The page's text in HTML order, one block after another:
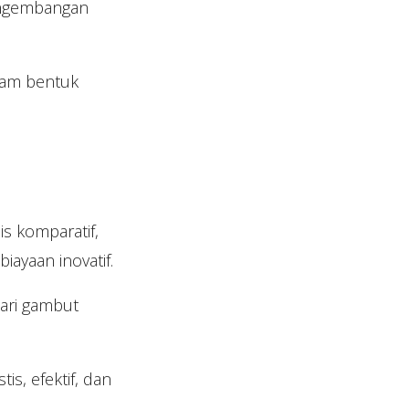
bentuk
komparatif,
inovatif.
gambut
efektif, dan